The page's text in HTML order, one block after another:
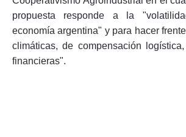
propuesta responde a la
economía argentina" y para hacer
climáticas, de compensación
financieras".